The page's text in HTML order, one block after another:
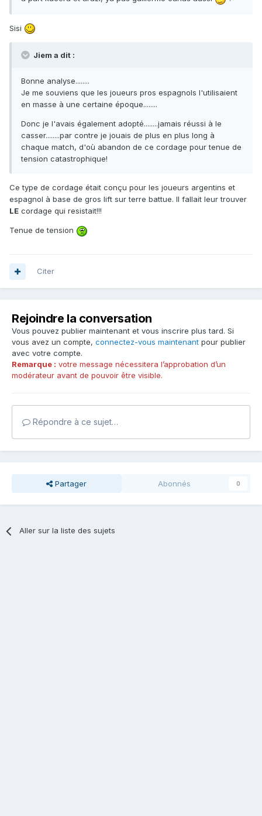
Sisi
Jiem a dit :
Bonne analyse........
Je me souviens que les joueurs pros espagnols l'utilisaient
en masse à une certaine époque........
Donc je l'avais également adopté........jamais réussi à le
casser........par contre je jouais de plus en plus long à
chaque match, d'où abandon de ce cordage pour tenue de
tension catastrophique!
Ce type de cordage était conçu pour les joueurs argentins et
espagnol à base de gros lift sur terre battue. Il fallait leur trouver
LE cordage qui resistait!!!
Tenue de tension
Citer
Rejoindre la conversation
Vous pouvez publier maintenant et vous inscrire plus tard. Si
vous avez un compte, connectez-vous maintenant pour publier
avec votre compte.
Remarque : votre message nécessitera l’approbation d’un
modérateur avant de pouvoir être visible.
Répondre à ce sujet…
Partager Abonnés 0
Aller sur la liste des sujets